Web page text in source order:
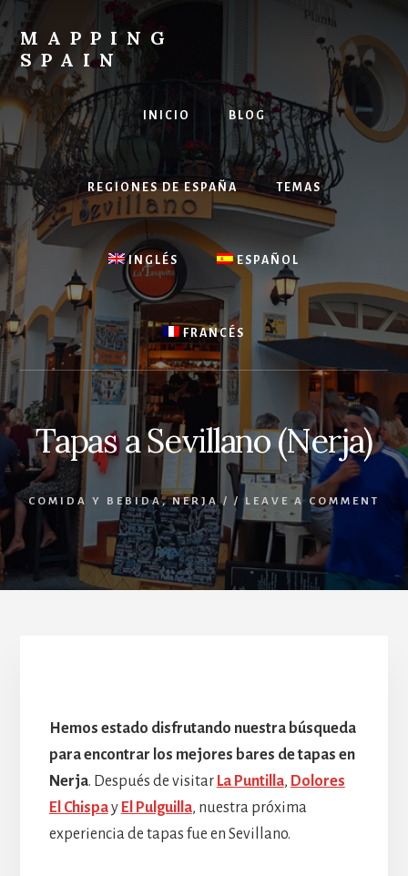
to
content
MAPPING
SPAIN
Everything
Spain!
INICIO BLOG
REGIONES DE ESPAÑA TEMAS
INGLÉS ESPAÑOL
FRANCÉS
Tapas a Sevillano (Nerja)
COMIDA Y BEBIDA,NERJA/ /LEAVE A COMMENT
Hemos estado disfrutando nuestra búsqueda
para encontrar los mejores bares de tapas en
Nerja. Después de visitar La Puntilla, Dolores
El Chispay El Pulguilla, nuestra próxima
experiencia de tapas fue en Sevillano.